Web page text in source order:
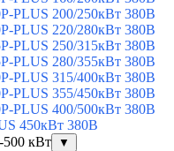
PLUS 200/250кВт 380В
PLUS 220/280кВт 380В
PLUS 250/315кВт 380В
PLUS 280/355кВт 380В
PLUS 315/400кВт 380В
PLUS 355/450кВт 380В
PLUS 400/500кВт 380В
450кВт 380В
кВт
▼